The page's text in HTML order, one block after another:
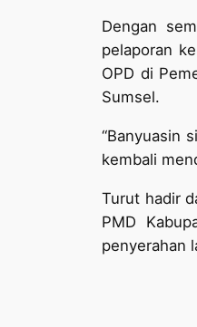
Dengan
pelaporan
OPD di
Sumsel.
“Banyuasin
kembali
Turut hadir
PMD
penyerahan